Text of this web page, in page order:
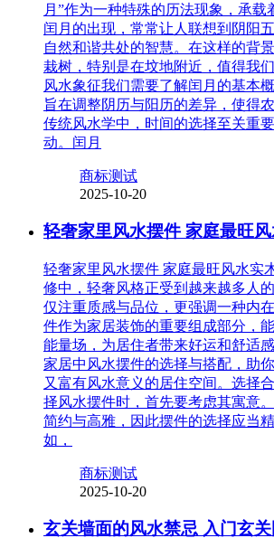
月”作为一种特殊的历法现象，承载
闰月的出现，常常让人联想到阴阳
自然和谐共处的智慧。在这样的背
栽树，特别是在坟地附近，值得我
风水象征我们需要了解闰月的基本
旨在调整阴历与阳历的差异，使得
传统风水学中，时间的选择至关重
动。闰月
商标测试
2025-10-20
轻奢家里风水摆件 家庭最旺
轻奢家里风水摆件 家庭最旺风水实
修中，轻奢风格正受到越来越多人
仅注重质感与品位，更强调一种内
件作为家居装饰的重要组成部分，
能量场，为居住者带来好运和舒适
家居中风水摆件的选择与搭配，助
又富有风水意义的居住空间。选择
择风水摆件时，首先要考虑其寓意
简约与高雅，因此摆件的选择应当
如，
商标测试
2025-10-20
玄关墙面的风水禁忌 入门玄